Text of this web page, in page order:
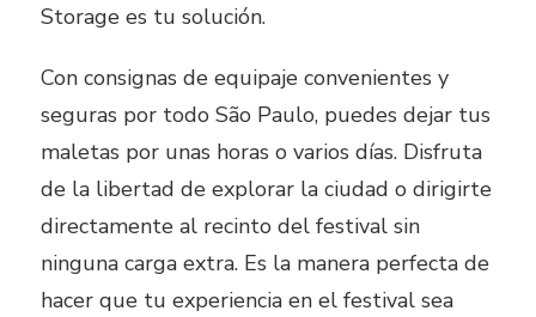
Storage es tu solución.
Con consignas de equipaje convenientes y
seguras por todo São Paulo, puedes dejar tus
maletas por unas horas o varios días. Disfruta
de la libertad de explorar la ciudad o dirigirte
directamente al recinto del festival sin
ninguna carga extra. Es la manera perfecta de
hacer que tu experiencia en el festival sea